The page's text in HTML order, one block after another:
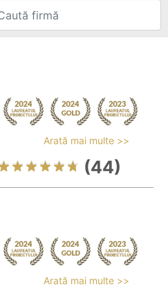
Arată mai multe >>
(44)
Arată mai multe >>